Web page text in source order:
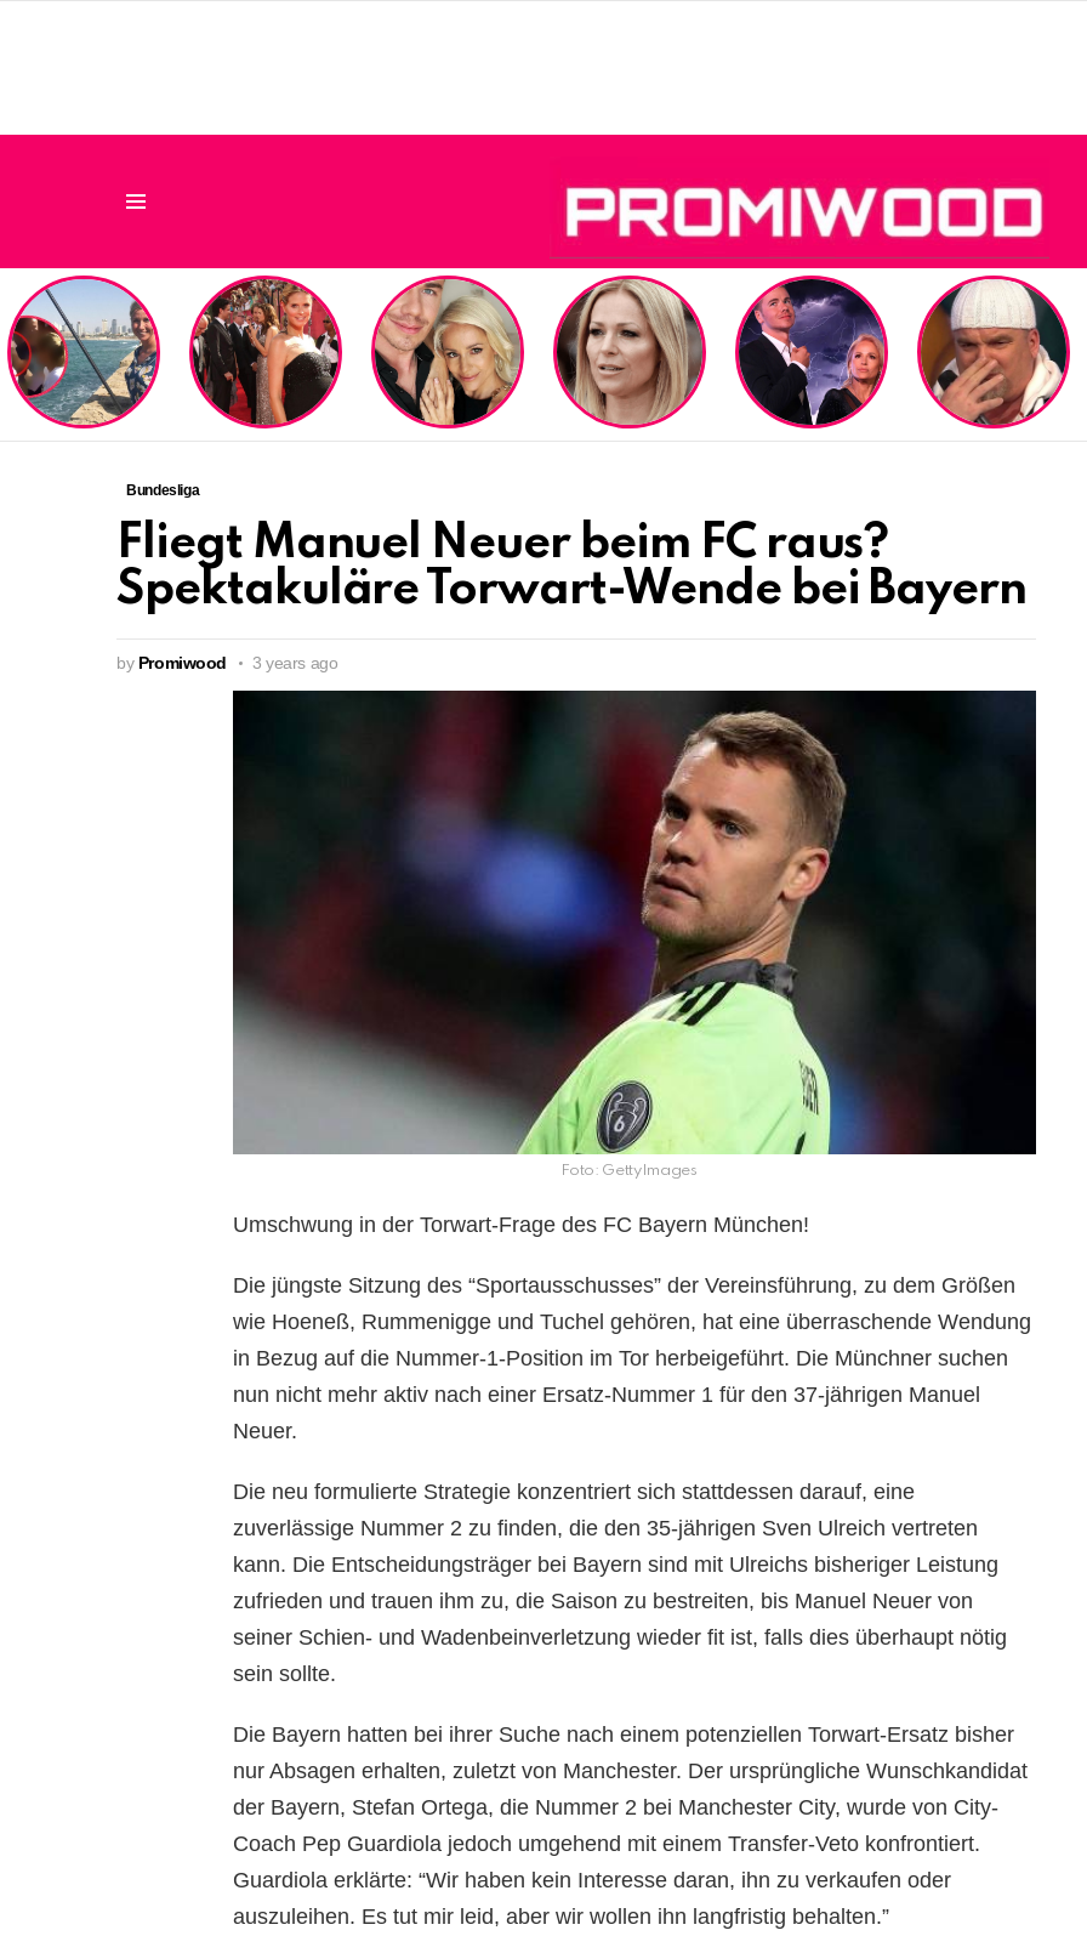
LATEST
STORIES
Bundesliga
Fliegt Manuel Neuer beim FC raus?
Spektakuläre Torwart-Wende bei Bayern
by Promiwood 3 years ago
Foto: GettyImages
Umschwung in der Torwart-Frage des FC Bayern München!
Die jüngste Sitzung des “Sportausschusses” der Vereinsführung, zu dem Größen
wie Hoeneß, Rummenigge und Tuchel gehören, hat eine überraschende Wendung
in Bezug auf die Nummer-1-Position im Tor herbeigeführt. Die Münchner suchen
nun nicht mehr aktiv nach einer Ersatz-Nummer 1 für den 37-jährigen Manuel
Neuer.
Die neu formulierte Strategie konzentriert sich stattdessen darauf, eine
zuverlässige Nummer 2 zu finden, die den 35-jährigen Sven Ulreich vertreten
kann. Die Entscheidungsträger bei Bayern sind mit Ulreichs bisheriger Leistung
zufrieden und trauen ihm zu, die Saison zu bestreiten, bis Manuel Neuer von
seiner Schien- und Wadenbeinverletzung wieder fit ist, falls dies überhaupt nötig
sein sollte.
Die Bayern hatten bei ihrer Suche nach einem potenziellen Torwart-Ersatz bisher
nur Absagen erhalten, zuletzt von Manchester. Der ursprüngliche Wunschkandidat
der Bayern, Stefan Ortega, die Nummer 2 bei Manchester City, wurde von City-
Coach Pep Guardiola jedoch umgehend mit einem Transfer-Veto konfrontiert.
Guardiola erklärte: “Wir haben kein Interesse daran, ihn zu verkaufen oder
auszuleihen. Es tut mir leid, aber wir wollen ihn langfristig behalten.”